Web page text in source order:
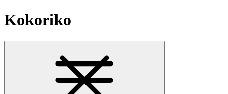
Kokoriko